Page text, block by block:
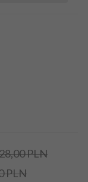
PLN
PLN